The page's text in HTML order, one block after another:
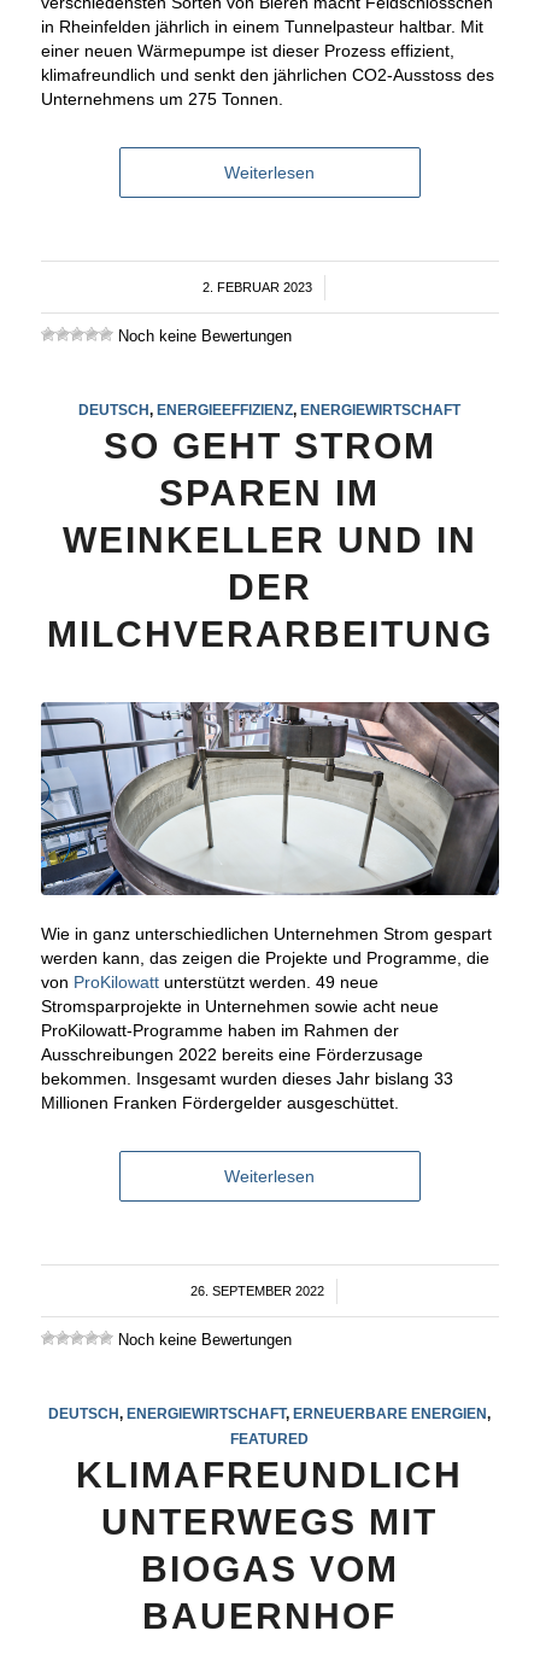
in Rheinfelden jährlich in einem Tunnelpasteur haltbar. Mit
einer neuen Wärmepumpe ist dieser Prozess effizient,
klimafreundlich und senkt den jährlichen CO2-Ausstoss des
Unternehmens um 275 Tonnen.
Weiterlesen
2. FEBRUAR 2023
/
Noch keine Bewertungen
DEUTSCH, ENERGIEEFFIZIENZ, ENERGIEWIRTSCHAFT
SO GEHT STROM
SPAREN IM
WEINKELLER UND IN
DER
MILCHVERARBEITUNG
Wie in ganz unterschiedlichen Unternehmen Strom gespart
werden kann, das zeigen die Projekte und Programme, die
von ProKilowattunterstützt werden. 49 neue
Stromsparprojekte in Unternehmen sowie acht neue
ProKilowatt-Programme haben im Rahmen der
Ausschreibungen 2022 bereits eine Förderzusage
bekommen. Insgesamt wurden dieses Jahr bislang 33
Millionen Franken Fördergelder ausgeschüttet.
Weiterlesen
26. SEPTEMBER 2022
/
Noch keine Bewertungen
DEUTSCH,ENERGIEWIRTSCHAFT,ERNEUERBARE ENERGIEN,
FEATURED
KLIMAFREUNDLICH
UNTERWEGS MIT
BIOGAS VOM
BAUERNHOF